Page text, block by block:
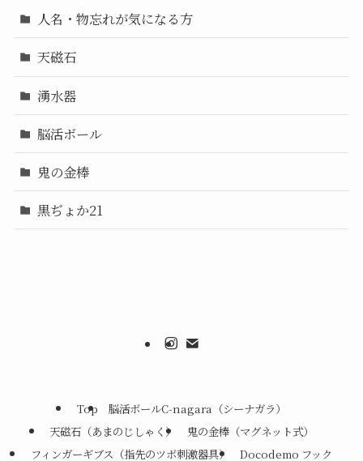
人名・物忘れが気になる方
天磁石
湧水器
脳活ボール
鬼の金棒
黒ぢょか21
Top
脳活ボールC-nagara（シーナガラ）
天磁石（あまのじしゃく）
鬼の金棒（マグネット式）
フィンガーギブス（指先のツボ刺激器具）
Docodemo フック